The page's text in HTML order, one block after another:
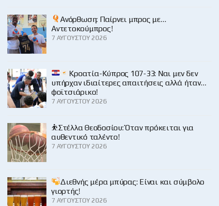
Ανόρθωση: Παίρνει μπρος με…
Αντετοκούμπρος!
7 ΑΥΓΟΎΣΤΟΥ 2026
Κροατία-Κύπρος 107-33: Ναι μεν δεν
υπήρχαν ιδιαίτερες απαιτήσεις αλλά ήταν…
φοϊτσιάρικο!
7 ΑΥΓΟΎΣΤΟΥ 2026
⛹️Στέλλα Θεοδοσίου: Όταν πρόκειται για
αυθεντικό ταλέντο!
7 ΑΥΓΟΎΣΤΟΥ 2026
Διεθνής μέρα μπύρας: Είναι και σύμβολο
γιορτής!
7 ΑΥΓΟΎΣΤΟΥ 2026